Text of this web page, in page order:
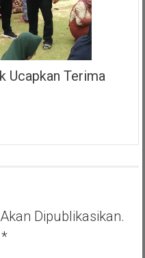
Ucapkan Terima
Dipublikasikan.
*